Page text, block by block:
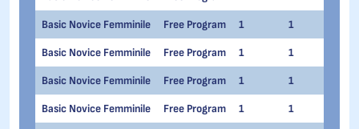
Basic Novice Femminile Free Program 1 1
Basic Novice Femminile Free Program 1 1
Basic Novice Femminile Free Program 1 1
Basic Novice Femminile Free Program 1 1